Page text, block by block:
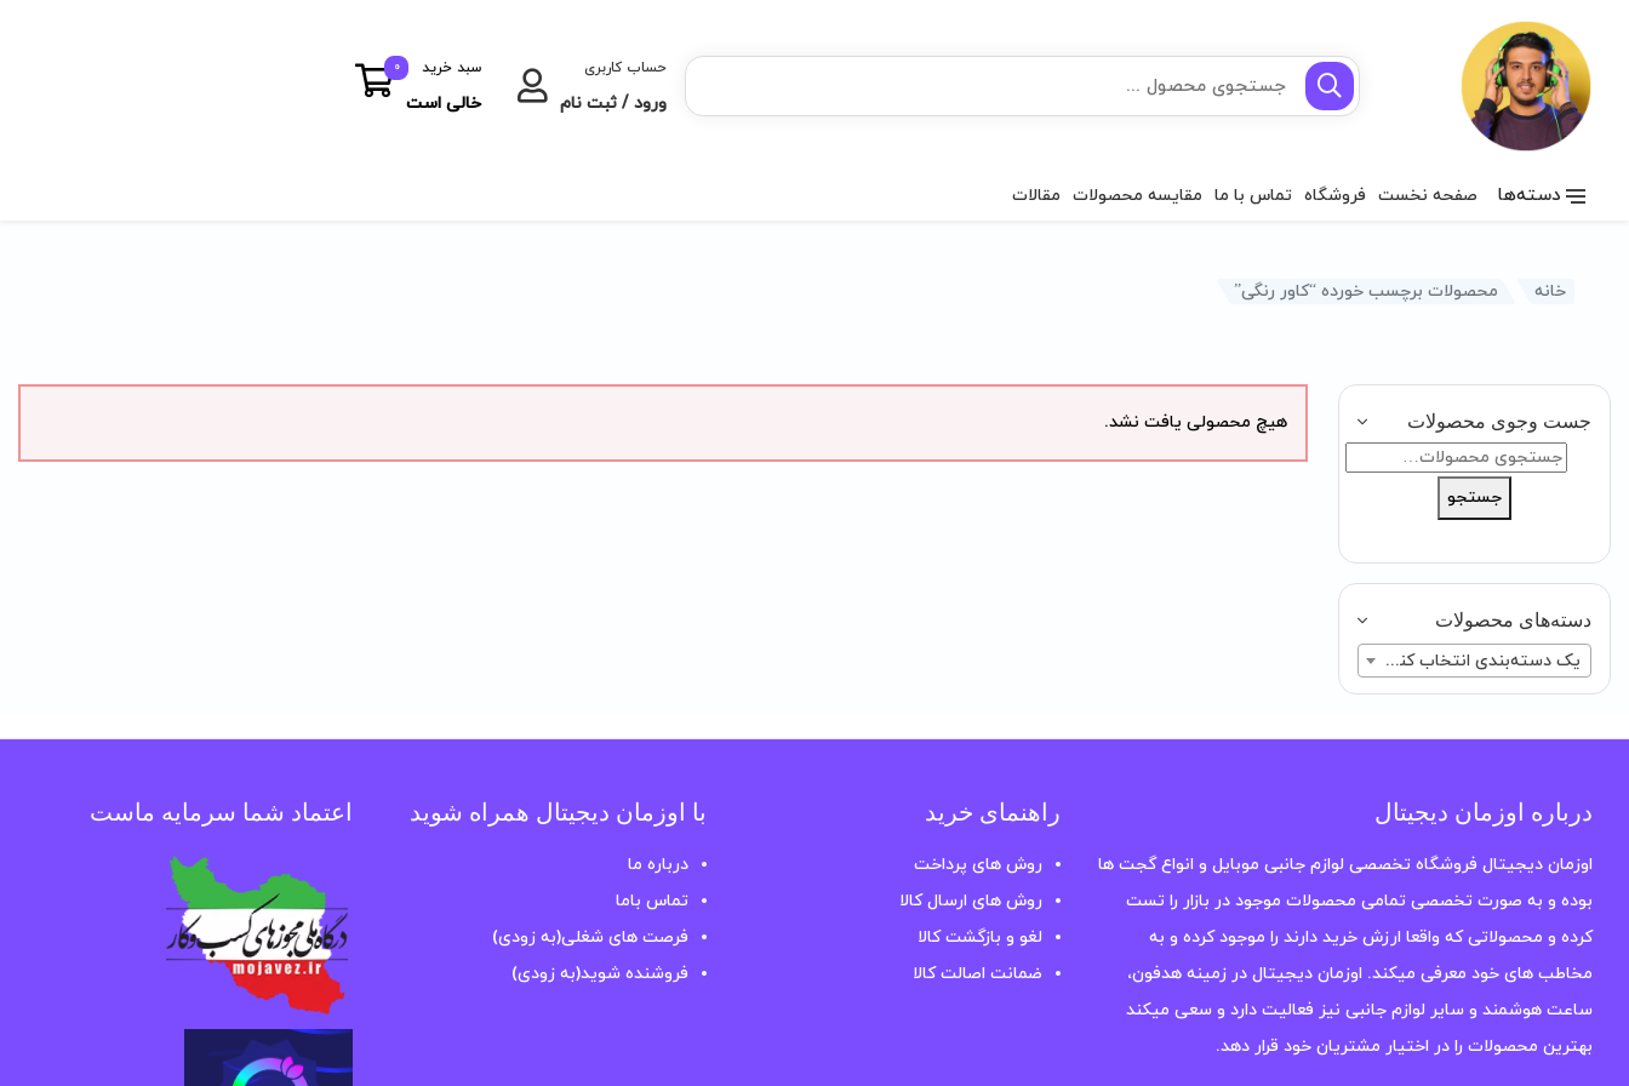
حساب کاربری
ورود / ثبت نام
سبد خرید
خالی است
0
دسته‌ها صفحه نخست فروشگاه تماس با ما مقایسه محصولات مقالات
خانه محصولات برچسب خورده “کاور رنگی”
جست وجوی محصولات
جستجو
جستجو
دسته‌های محصولات
یک دسته‌بندی انتخاب کنید
هیچ محصولی یافت نشد.
درباره اوزمان دیجیتال
اوزمان دیجیتال فروشگاه تخصصی لوازم جانبی موبایل و انواع گجت ها
بوده و به صورت تخصصی تمامی محصولات موجود در بازار را تست
کرده و محصولاتی که واقعا ارزش خرید دارند را موجود کرده و به
مخاطب های خود معرفی میکند. اوزمان دیجیتال در زمینه هدفون،
ساعت هوشمند و سایر لوازم جانبی نیز فعالیت دارد و سعی میکند
بهترین محصولات را در اختیار مشتریان خود قرار دهد.
راهنمای خرید
روش های پرداخت
روش های ارسال کالا
لغو و بازگشت کالا
ضمانت اصالت کالا
با اوزمان دیجیتال همراه شوید
درباره ما
تماس باما
فرصت های شغلی(به زودی)
فروشنده شوید(به زودی)
اعتماد شما سرمایه ماست